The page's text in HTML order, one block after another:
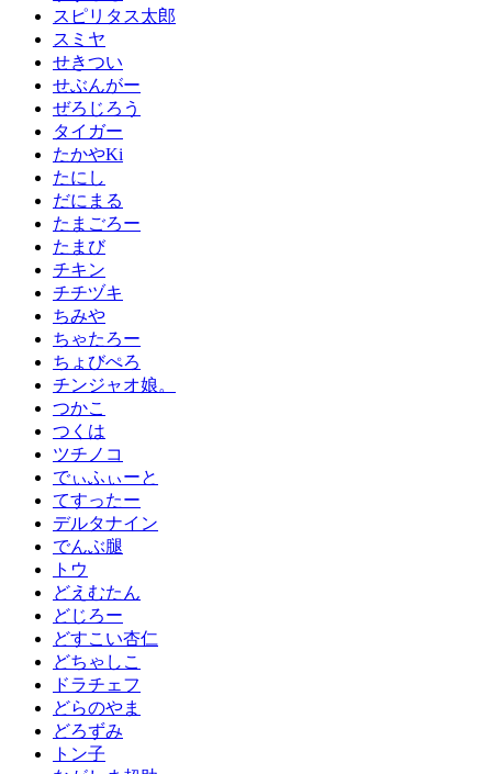
スピリタス太郎
スミヤ
せきつい
せぶんがー
ぜろじろう
タイガー
たかやKi
たにし
だにまる
たまごろー
たまび
チキン
チチヅキ
ちみや
ちゃたろー
ちょびぺろ
チンジャオ娘。
つかこ
つくは
ツチノコ
でぃふぃーと
てすったー
デルタナイン
でんぶ腿
トウ
どえむたん
どじろー
どすこい杏仁
どちゃしこ
ドラチェフ
どらのやま
どろずみ
トン子